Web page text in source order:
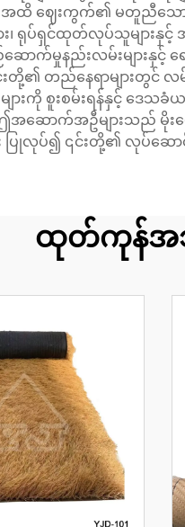
ားအထိ ဈေးကွက်၏ မတူညီသ
း၊ ရုပ်ရှင်ထုတ်လုပ်သူများ
ည်ဆောက်မှုနည်းလမ်းမျာ
၏ တည်နေရာများတွင် လမ်း
းကို စူးစမ်းရန်နှင့် ဒေသ
ာက်အဦများသည် မိုးမော
ား ပြုလုပ်၍ ၎င်းတို့၏ လုပ်
ထုတ်ကုန်အသ